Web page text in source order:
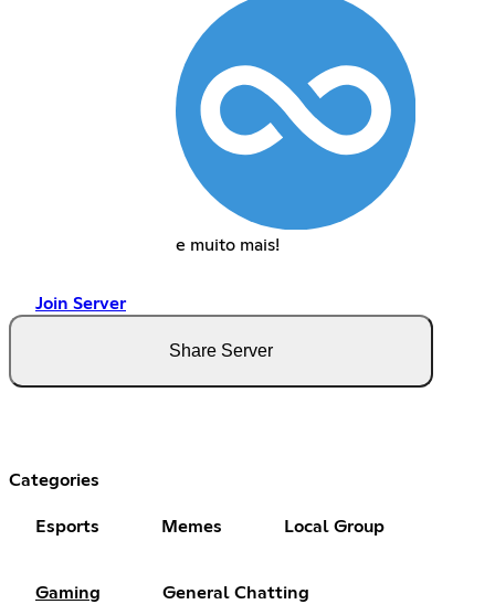
e muito mais!
Join Server
Share Server
Categories
Esports Memes Local Group
Gaming General Chatting